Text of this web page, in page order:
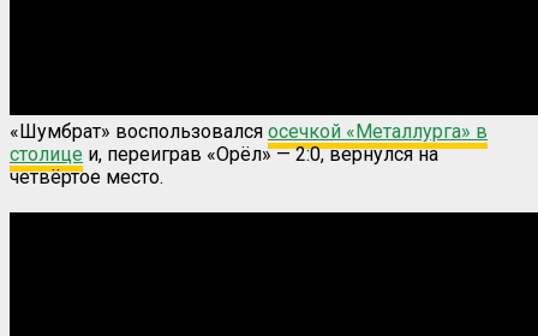
«Шумбрат» воспользовался осечкой «Металлурга» в
столице и, переиграв «Орёл» — 2:0, вернулся на
четвёртое место.